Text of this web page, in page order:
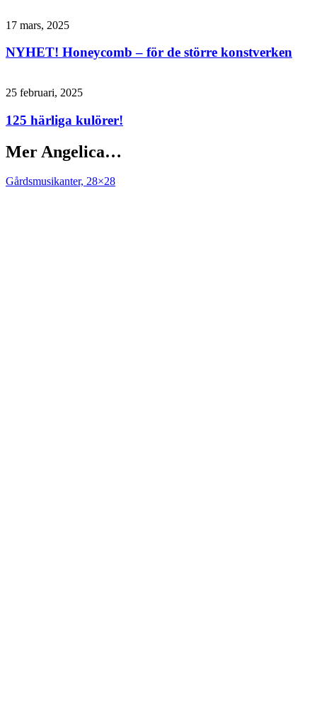
17 mars, 2025
NYHET! Honeycomb – för de större konstverken
25 februari, 2025
125 härliga kulörer!
Mer Angelica…
Gårdsmusikanter, 28×28